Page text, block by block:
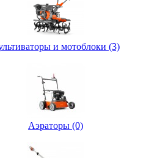
и мотоблоки (3)
Аэраторы (0)